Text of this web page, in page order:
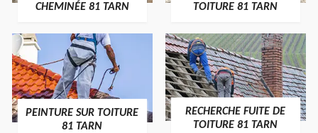
CHEMINÉE 81 TARN
TOITURE 81 TARN
PEINTURE SUR TOITURE
81 TARN
RECHERCHE FUITE DE
TOITURE 81 TARN